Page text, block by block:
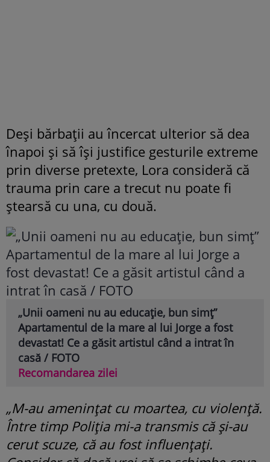
Deși bărbații au încercat ulterior să dea
înapoi și să își justifice gesturile extreme
prin diverse pretexte, Lora consideră că
trauma prin care a trecut nu poate fi
ștearsă cu una, cu două.
„Unii oameni nu au educație, bun simț”
Apartamentul de la mare al lui Jorge a fost
devastat! Ce a găsit artistul când a intrat în
casă / FOTO
Recomandarea zilei
„M-au amenințat cu moartea, cu violență.
Între timp Poliția mi-a transmis că și-au
cerut scuze, că au fost influențați.